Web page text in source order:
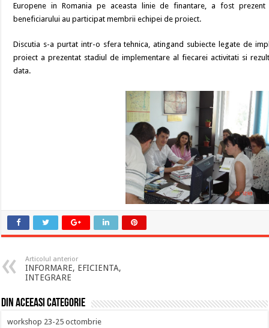
Europene in Romania pe aceasta linie de finantare, a fost
beneficiarului au participat membrii echipei de proiect.
Discutia s-a purtat intr-o sfera tehnica, atingand subiecte legate de
proiect a prezentat stadiul de implementare al fiecarei activitati si
data.
Articolul anterior
INFORMARE, EFICIENTA,
INTEGRARE
Din aceeasi categorie
workshop 23-25 octombrie